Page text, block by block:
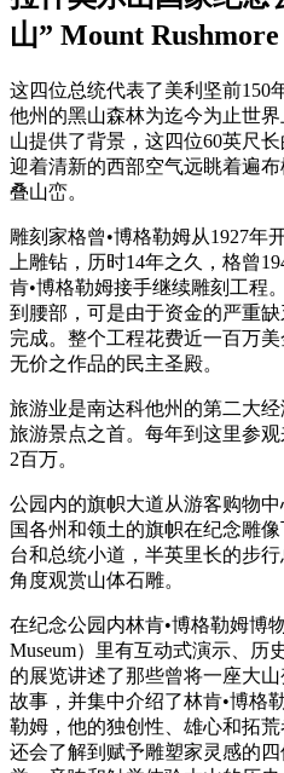
山” Mount
这四位总统代表了美利坚前150
他州的黑山森林为迄今为止世
山提供了背景，这四位60英尺
迎着清新的西部空气远眺着遍
叠山峦。
雕刻家格曾•博格勒姆从1927年
上雕钻，历时14年之久，格曾
肯•博格勒姆接手继续雕刻工程
到腰部，可是由于资金的严重
完成。整个工程花费近一百万
无价之作品的民主圣殿。
旅游业是南达科他州的第二大
旅游景点之首。每年到这里参
2百万。
公园内的旗帜大道从游客购物
国各州和领土的旗帜在纪念雕
台和总统小道，半英里长的步
角度观赏山体石雕。
在纪念公园内林肯•博格勒姆博
Museum）里有互动式演示、历
的展览讲述了那些曾将一座大
故事，并集中介绍了林肯•博格
勒姆，他的独创性、雄心和拓
还会了解到赋予雕塑家灵感的